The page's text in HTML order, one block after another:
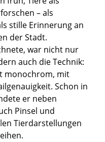
– als
stille Erinnerung an
der Stadt.
war nicht nur
auch die Technik:
monochrom, mit
Schon in
er neben
Pinsel und
Tierdarstellungen